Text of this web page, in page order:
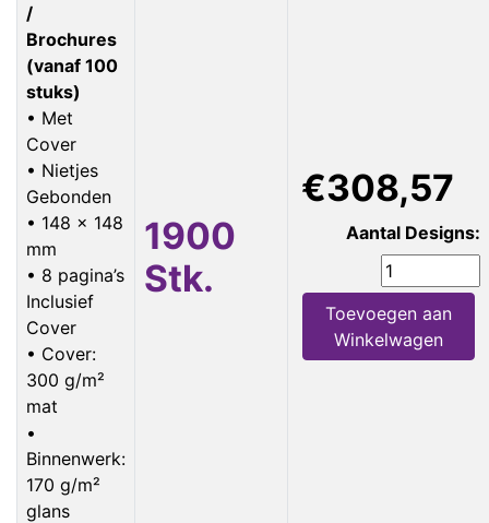
/
Brochures
(vanaf 100
stuks)
• Met
Cover
• Nietjes
Gebonden
• 148 x 148
mm
• 8 pagina’s
Inclusief
Cover
• Cover:
300 g/m²
mat
•
Binnenwerk:
170 g/m²
glans
1900
Stk.
€308,57
Aantal Designs:
Toevoegen aan
Winkelwagen